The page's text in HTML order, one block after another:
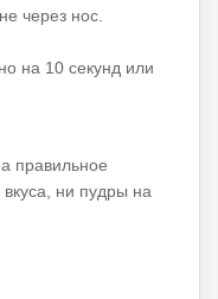
через нос.
на 10 секунд или
правильное
ни пудры на